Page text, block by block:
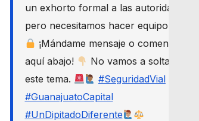
un exhorto formal a las autoridades,
pero necesitamos hacer equipo.
¡Mándame mensaje o comenta
aquí abajo!
No vamos a soltar
este tema.
#SeguridadVial
#GuanajuatoCapital
#UnDipitadoDiferente